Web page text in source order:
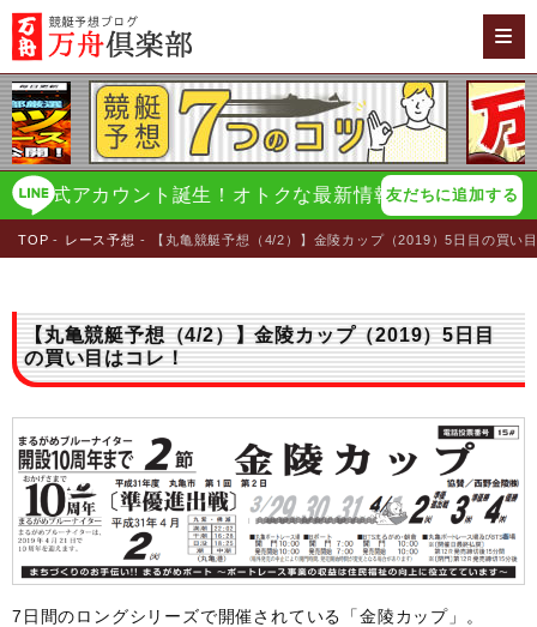
カウント誕生！オトクな最新情報をイチ早く配信！ 万
友だちに追加する
TOP レース予想 【丸亀競艇予想（4/2）】金陵カップ（2019）5日目の買い
【丸亀競艇予想（4/2）】金陵カップ（2019）5日目
の買い目はコレ！
7日間のロングシリーズで開催されている「金陵カップ」。